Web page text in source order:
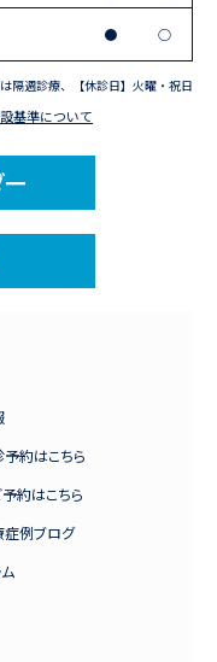
● ○
隔週診療、【休診日】火曜・祝日
基準について
約はこちら
約はこちら
例ブログ